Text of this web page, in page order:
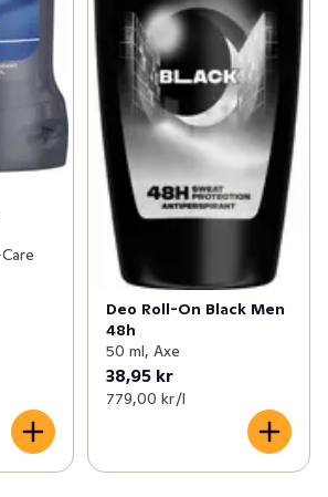
Deo Roll-On Black Men
48h
50 ml, Axe
38,95 kr
779,00 kr /l